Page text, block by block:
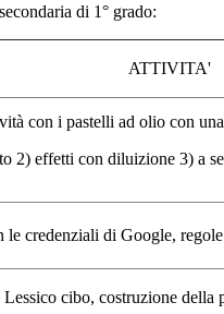
di 1° grado:
ATTIVITA'
con i pastelli ad olio con
2) effetti con diluizione 3) a
le credenziali di Google,
Lessico cibo, costruzione della